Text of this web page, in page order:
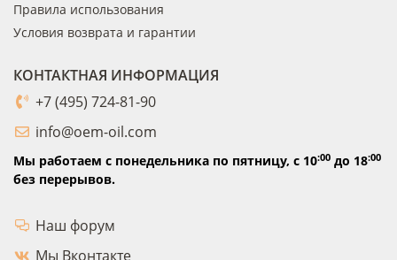
Правила использования
Условия возврата и гарантии
КОНТАКТНАЯ ИНФОРМАЦИЯ
+7 (495) 724-81-90
info@oem-oil.com
Мы работаем с понедельника по пятницу, с 10:00 до 18:00
без перерывов.
Наш форум
Мы Вконтакте